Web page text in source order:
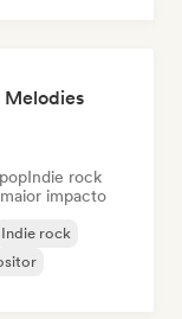
Indie rock
impacto
Indie rock